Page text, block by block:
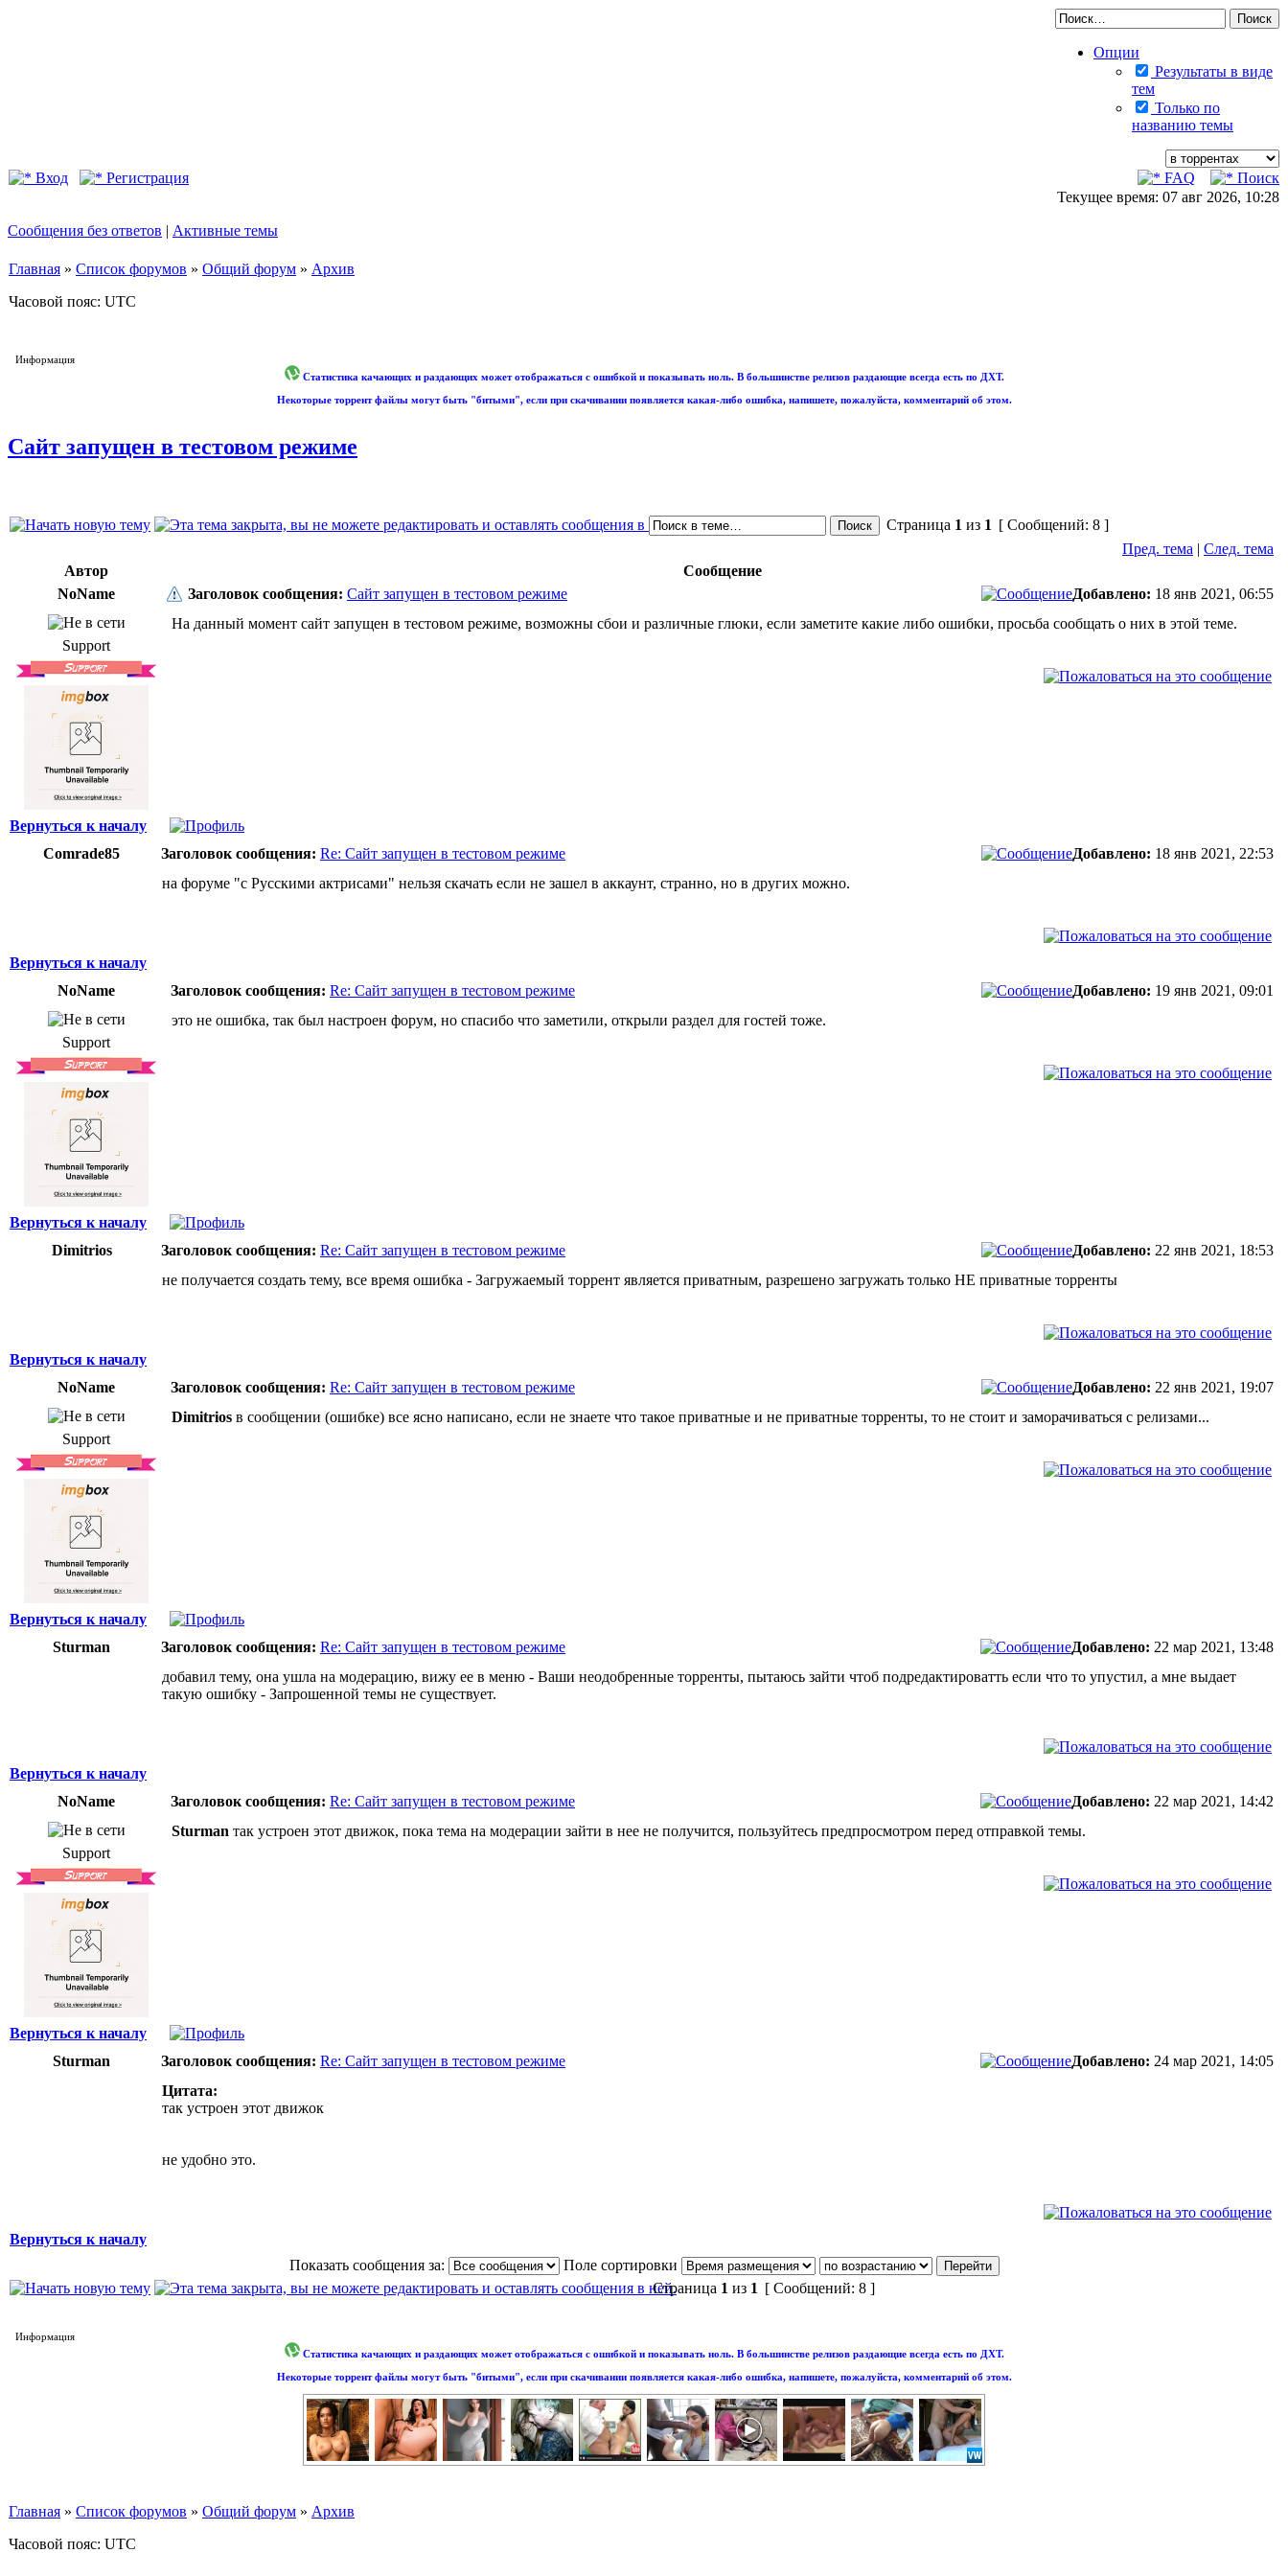
Опции
Результаты в виде
тем
Только по
названию темы
Вход Регистрация FAQ
Поиск
Текущее время: 07 авг 2026, 10:28
Сообщения без ответов | Активные темы
Главная » Список форумов » Общий форум » Архив
Часовой пояс: UTC
Информация
Статистика качающих и раздающих может отображаться с ошибкой и показывать ноль. В большинстве релизов раздающие всегда есть по ДХТ.
Некоторые торрент файлы могут быть "битыми", если при скачивании появляется какая-либо ошибка, напишете, пожалуйста, комментарий об этом.
Сайт запущен в тестовом режиме
Страница 1 из 1 [ Сообщений: 8 ]
Пред. тема | След. тема
Автор
Сообщение
NoName
Заголовок сообщения: Сайт запущен в тестовом режиме Добавлено: 18 янв 2021, 06:55
Support
На данный момент сайт запущен в тестовом режиме, возможны сбои и различные глюки, если заметите какие либо ошибки, просьба сообщать о них в этой теме.
Вернуться к началу
Comrade85
Заголовок сообщения: Re: Сайт запущен в тестовом режиме Добавлено: 18 янв 2021, 22:53
на форуме "с Русскими актрисами" нельзя скачать если не зашел в аккаунт, странно, но в других можно.
Вернуться к началу
NoName
Заголовок сообщения: Re: Сайт запущен в тестовом режиме Добавлено: 19 янв 2021, 09:01
Support
это не ошибка, так был настроен форум, но спасибо что заметили, открыли раздел для гостей тоже.
Вернуться к началу
Dimitrios
Заголовок сообщения: Re: Сайт запущен в тестовом режиме Добавлено: 22 янв 2021, 18:53
не получается создать тему, все время ошибка - Загружаемый торрент является приватным, разрешено загружать только НЕ приватные торренты
Вернуться к началу
NoName
Заголовок сообщения: Re: Сайт запущен в тестовом режиме Добавлено: 22 янв 2021, 19:07
Support
Dimitrios в сообщении (ошибке) все ясно написано, если не знаете что такое приватные и не приватные торренты, то не стоит и заморачиваться с релизами...
Вернуться к началу
Sturman
Заголовок сообщения: Re: Сайт запущен в тестовом режиме Добавлено: 22 мар 2021, 13:48
добавил тему, она ушла на модерацию, вижу ее в меню - Ваши неодобренные торренты, пытаюсь зайти чтоб подредактироватть если что то упустил, а мне выдает
такую ошибку - Запрошенной темы не существует.
Вернуться к началу
NoName
Заголовок сообщения: Re: Сайт запущен в тестовом режиме Добавлено: 22 мар 2021, 14:42
Support
Sturman так устроен этот движок, пока тема на модерации зайти в нее не получится, пользуйтесь предпросмотром перед отправкой темы.
Вернуться к началу
Sturman
Заголовок сообщения: Re: Сайт запущен в тестовом режиме Добавлено: 24 мар 2021, 14:05
Цитата:
так устроен этот движок
не удобно это.
Вернуться к началу
Показать сообщения за:
Поле сортировки
Страница 1 из 1 [ Сообщений: 8 ]
Информация
Статистика качающих и раздающих может отображаться с ошибкой и показывать ноль. В большинстве релизов раздающие всегда есть по ДХТ.
Некоторые торрент файлы могут быть "битыми", если при скачивании появляется какая-либо ошибка, напишете, пожалуйста, комментарий об этом.
Главная » Список форумов » Общий форум » Архив
Часовой пояс: UTC